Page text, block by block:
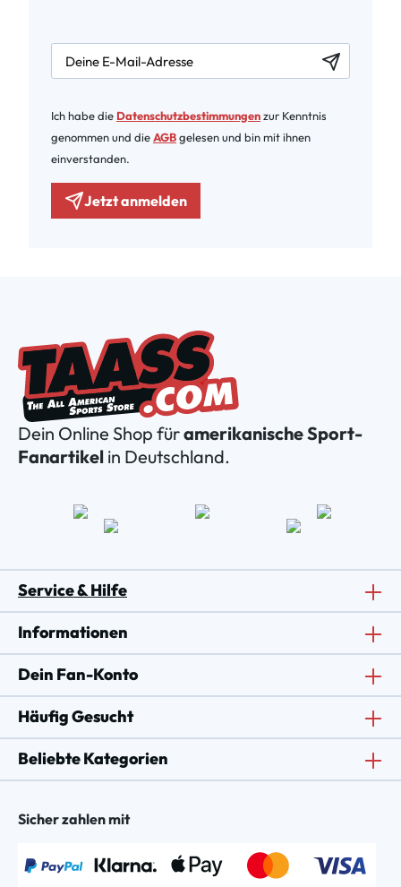
newsletter.labelEmail
Ich habe die Datenschutzbestimmungenzur Kenntnis
genommen und dieAGBgelesen und bin mit ihnen
einverstanden.
Jetzt anmelden
Dein Online Shop füramerikanische Sport-
Fanartikel in Deutschland.
Service & Hilfe
Informationen
Dein Fan-Konto
Häufig Gesucht
Beliebte Kategorien
Sicher zahlen mit